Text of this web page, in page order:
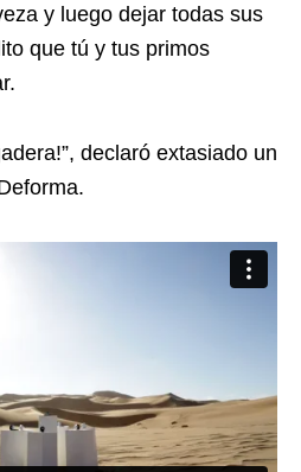
y luego dejar todas sus
que tú y tus primos
declaró extasiado un